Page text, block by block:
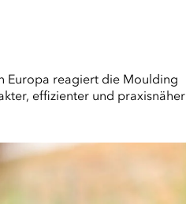
Europa reagiert die Moulding
effizienter und praxisnäher